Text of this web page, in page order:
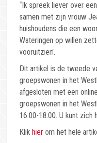
“Ik spreek liever over
samen met zijn vrouw
huishoudens die een
Wateringen op willen
vooruitzien’.
Dit artikel is de tweede
groepswonen in het
afgesloten met een
groepswonen in het
16.00-18.00. U kunt zich
Klik hier om het hele